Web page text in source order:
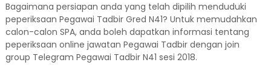
Bagaimana persiapan anda yang telah dipilih menduduki
peperiksaan Pegawai Tadbir Gred N41? Untuk memudahkan
calon-calon SPA, anda boleh dapatkan informasi tentang
peperiksaan online jawatan Pegawai Tadbir dengan join
group Telegram Pegawai Tadbir N41 sesi 2018.